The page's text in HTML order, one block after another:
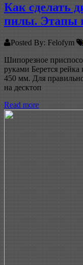
Как сделать
пилы. Этапы
Posted By: Felofym
Шипорезное
руками Берется
450 мм. Для
на десктоп
Read more